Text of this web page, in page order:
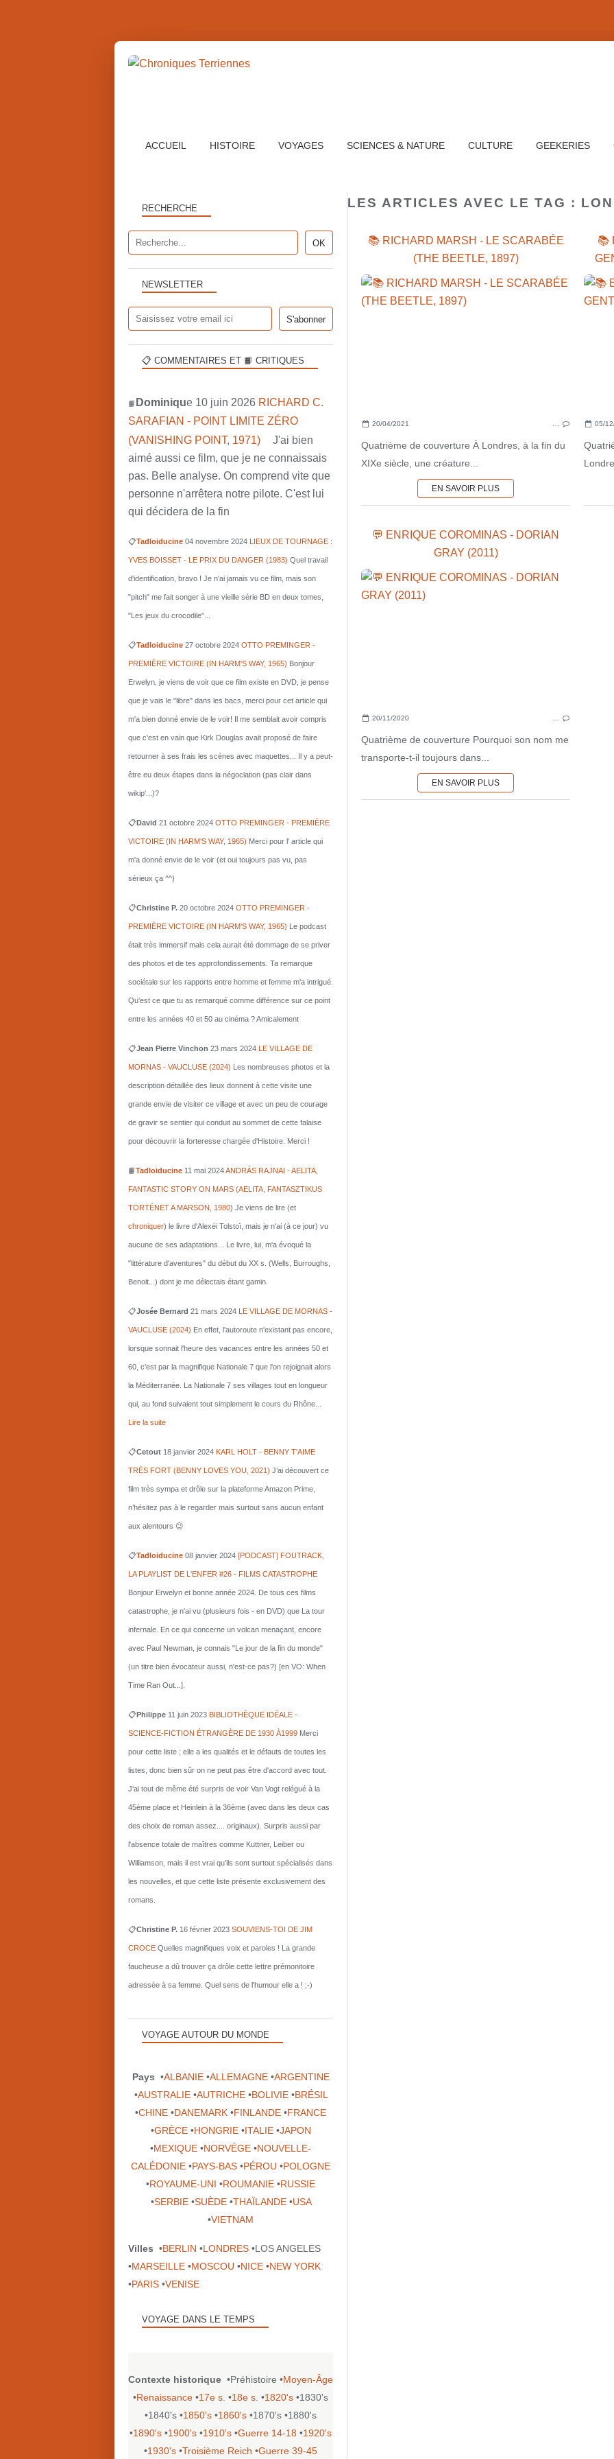
ACCUEIL HISTOIRE VOYAGES SCIENCES & NATURE CULTURE GEEKERIES
LES ARTICLES AVEC LE TAG :
📚 RICHARD MARSH - LE SCARABÉE
(THE BEETLE, 1897)
20/04/2021
Quatrième de couverture À Londres, à la fin du
XIXe siècle, une créature...
EN SAVOIR PLUS
📚
05/
💬 ENRIQUE COROMINAS - DORIAN
GRAY (2011)
20/11/2020
Quatrième de couverture Pourquoi son nom me
transporte-t-il toujours dans...
EN SAVOIR PLUS
NEWSLETTER
RECHERCHE
📋 COMMENTAIRES ET 📙 CRITIQUES
📙 Dominique 10 juin 2026 RICHARD C.
SARAFIAN - POINT LIMITE ZÉRO
(VANISHING POINT, 1971)
J'ai bien
aimé aussi ce film, que je ne connaissais
pas. Belle analyse. On comprend vite que
personne n'arrêtera notre pilote. C'est lui
qui décidera de la fin
📋Tadloiducine 04 novembre 2024 LIEUX DE TOURNAGE :
YVES BOISSET - LE PRIX DU DANGER (1983) Quel travail
d'identification, bravo ! Je n'ai jamais vu ce film, mais son
"pitch" me fait songer à une vieille série BD en deux tomes,
"Les jeux du crocodile"...
📋Tadloiducine 27 octobre 2024 OTTO PREMINGER -
PREMIÈRE VICTOIRE (IN HARM'S WAY, 1965) Bonjour
Erwelyn, je viens de voir que ce film existe en DVD, je pense
que je vais le "libre" dans les bacs, merci pour cet article qui
m'a bien donné envie de le voir! Il me semblait avoir compris
que c'est en vain que Kirk Douglas avait proposé de faire
retourner à ses frais les scènes avec maquettes... Il y a peut-
être eu deux étapes dans la négociation (pas clair dans
wikip'...)?
📋David 21 octobre 2024 OTTO PREMINGER - PREMIÈRE
VICTOIRE (IN HARM'S WAY, 1965) Merci pour l' article qui
m'a donné envie de le voir (et oui toujours pas vu, pas
sérieux ça ^^)
📋Christine P. 20 octobre 2024 OTTO PREMINGER -
PREMIÈRE VICTOIRE (IN HARM'S WAY, 1965) Le podcast
était très immersif mais cela aurait été dommage de se priver
des photos et de tes approfondissements. Ta remarque
sociétale sur les rapports entre homme et femme m'a intrigué.
Qu'est ce que tu as remarqué comme différence sur ce point
entre les années 40 et 50 au cinéma ? Amicalement
📋Jean Pierre Vinchon 23 mars 2024 LE VILLAGE DE
MORNAS - VAUCLUSE (2024) Les nombreuses photos et la
description détaillée des lieux donnent à cette visite une
grande envie de visiter ce village et avec un peu de courage
de gravir se sentier qui conduit au sommet de cette falaise
pour découvrir la forteresse chargée d'Histoire. Merci !
📙Tadloiducine 11 mai 2024ANDRÁS RAJNAI - AELITA,
FANTASTIC STORY ON MARS (AELITA, FANTASZTIKUS
TORTÉNET A MARSON, 1980) Je viens de lire (et
chroniquer) le livre d'Alexéi Tolstoï, mais je n'ai (à ce jour) vu
aucune de ses adaptations... Le livre, lui, m'a évoqué la
"littérature d'aventures" du début du XX s. (Wells, Burroughs,
Benoit...) dont je me délectais étant gamin.
📋Josée Bernard 21 mars 2024 LE VILLAGE DE MORNAS -
VAUCLUSE (2024) En effet, l'autoroute n'existant pas encore,
lorsque sonnait l'heure des vacances entre les années 50 et
60, c'est par la magnifique Nationale 7 que l'on rejoignait alors
la Méditerranée. La Nationale 7 ses villages tout en longueur
qui, au fond suivaient tout simplement le cours du Rhône...
Lire la suite
📋Cetout 18 janvier 2024 KARL HOLT - BENNY T'AIME
TRÈS FORT (BENNY LOVES YOU, 2021) J’ai découvert ce
film très sympa et drôle sur la plateforme Amazon Prime,
n’hésitez pas à le regarder mais surtout sans aucun enfant
aux alentours 😉
📋Tadloiducine 08 janvier 2024 [PODCAST] FOUTRACK,
LA PLAYLIST DE L'ENFER #26 - FILMS CATASTROPHE
Bonjour Erwelyn et bonne année 2024. De tous ces films
catastrophe, je n'ai vu (plusieurs fois - en DVD) que La tour
infernale. En ce qui concerne un volcan menaçant, encore
avec Paul Newman, je connais "Le jour de la fin du monde"
(un titre bien évocateur aussi, n'est-ce pas?) [en VO: When
Time Ran Out...].
📋Philippe 11 juin 2023 BIBLIOTHÈQUE IDÉALE -
SCIENCE-FICTION ÉTRANGÈRE DE 1930 À1999 Merci
pour cette liste ; elle a les qualités et le défauts de toutes les
listes, donc bien sûr on ne peut pas être d'accord avec tout.
J'ai tout de même été surpris de voir Van Vogt relégué à la
45ème place et Heinlein à la 36ème (avec dans les deux cas
des choix de roman assez.... originaux). Surpris aussi par
l'absence totale de maîtres comme Kuttner, Leiber ou
Williamson, mais il est vrai qu'ils sont surtout spécialisés dans
les nouvelles, et que cette liste présente exclusivement des
romans.
📋Christine P. 16 février 2023 SOUVIENS-TOI DE JIM
CROCE Quelles magnifiques voix et paroles ! La grande
faucheuse a dû trouver ça drôle cette lettre prémonitoire
adressée à sa femme. Quel sens de l'humour elle a ! ;-)
VOYAGE AUTOUR DU MONDE
Pays •ALBANIE•ALLEMAGNE•ARGENTINE
•AUSTRALIE•AUTRICHE•BOLIVIE•BRÉSIL
•CHINE •DANEMARK •FINLANDE •FRANCE
•GRÈCE•HONGRIE•ITALIE•JAPON
•MEXIQUE •NORVÈGE •NOUVELLE-
CALÉDONIE •PAYS-BAS •PÉROU •POLOGNE
•ROYAUME-UNI •ROUMANIE •RUSSIE
•SERBIE•SUÈDE•THAÏLANDE•USA
•VIETNAM
Villes •BERLIN •LONDRES •LOS ANGELES
•MARSEILLE •MOSCOU •NICE •NEW YORK
•PARIS •VENISE
VOYAGE DANS LE TEMPS
Contexte historique •Préhistoire •Moyen-Âge
•Renaissance •17e s. •18e s. •1820's •1830's
•1840's •1850's •1860's •1870's •1880's
•1890's •1900's •1910's •Guerre 14-18 •1920's
•1930's •Troisième Reich •Guerre 39-45